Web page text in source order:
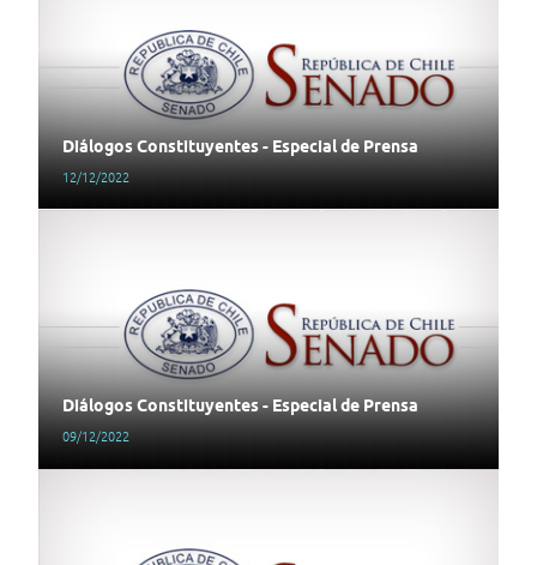
Diálogos Constituyentes - Especial de Prensa
12/12/2022
Diálogos Constituyentes - Especial de Prensa
09/12/2022